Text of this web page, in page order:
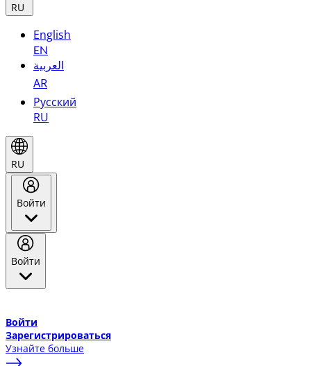
RU
English
EN
العربية
AR
Русский
RU
RU
Войти
Войти
Войти
Зарегистрироваться
Узнайте больше